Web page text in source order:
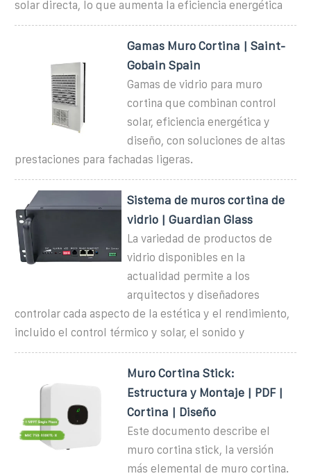
solar directa, lo que aumenta la eficiencia energética
Gamas Muro Cortina | Saint-
Gobain Spain
Gamas de vidrio para muro
cortina que combinan control
solar, eficiencia energética y
diseño, con soluciones de altas
prestaciones para fachadas ligeras.
Sistema de muros cortina de
vidrio | Guardian Glass
La variedad de productos de
vidrio disponibles en la
actualidad permite a los
arquitectos y diseñadores
controlar cada aspecto de la estética y el rendimiento,
incluido el control térmico y solar, el sonido y
Muro Cortina Stick:
Estructura y Montaje | PDF |
Cortina | Diseño
Este documento describe el
muro cortina stick, la versión
más elemental de muro cortina.